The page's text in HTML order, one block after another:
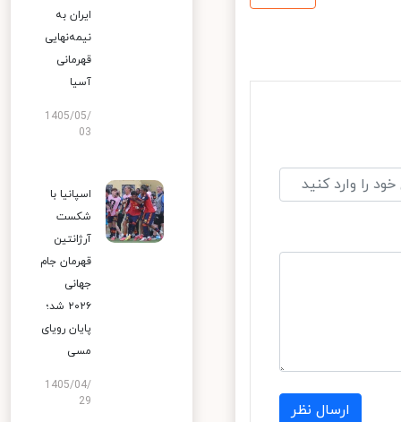
ارسال نظر
ایران به
نیمه‌نهایی
قهرمانی
آسیا
1405/05/
03
اسپانیا با
شکست
آرژانتین
قهرمان جام
جهانی
۲۰۲۶ شد؛
پایان رویای
مسی
1405/04/
29